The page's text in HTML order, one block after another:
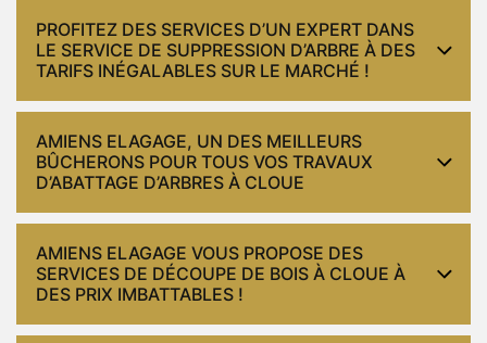
PROFITEZ DES SERVICES D’UN EXPERT DANS
LE SERVICE DE SUPPRESSION D’ARBRE À DES
TARIFS INÉGALABLES SUR LE MARCHÉ !
AMIENS ELAGAGE, UN DES MEILLEURS
BÛCHERONS POUR TOUS VOS TRAVAUX
D’ABATTAGE D’ARBRES À CLOUE
AMIENS ELAGAGE VOUS PROPOSE DES
SERVICES DE DÉCOUPE DE BOIS À CLOUE À
DES PRIX IMBATTABLES !